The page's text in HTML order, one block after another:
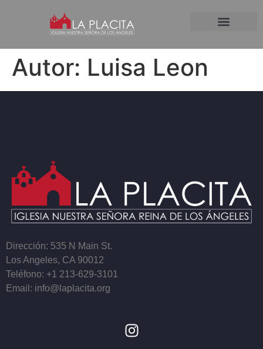
Autor: Luisa Leon
Dirección: 535 N Main St.
Los Angeles, CA 90012
Teléfono: +1 213-629-3101
Email: info@laplacita.org